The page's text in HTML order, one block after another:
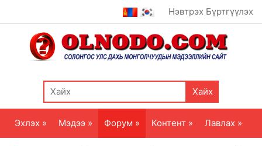
Нэвтрэх Бүртгүүлэх
Хайх
Эхлэх » Мэдээ » Форум » Контент » Лавлах »